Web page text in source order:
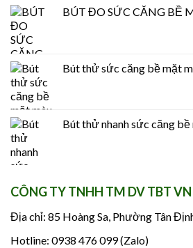
BÚT ĐO SỨC CĂNG BỀ
Bút thử sức căng bề mặt
Bút thử nhanh sức căng
CÔNG TY TNHH TM DV TBT VN
Địa chỉ: 85 Hoàng Sa, Phường Tân
Hotline: 0938 476 099 (Zalo)